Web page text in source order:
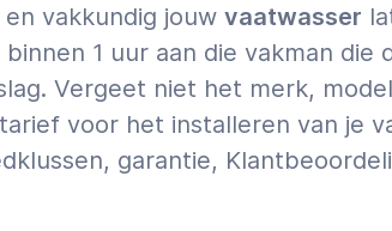
en vakkundig jouw vaatwasser
1 uur aan die vakman die
Vergeet niet het merk,
voor het installeren van je
garantie,